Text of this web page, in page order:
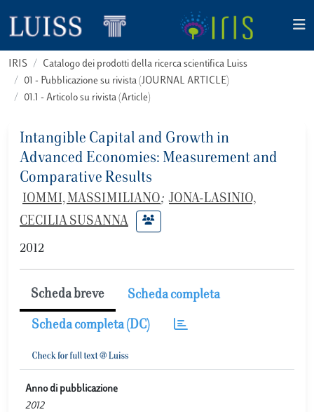
IRIS
Catalogo dei prodotti della ricerca scientifica Luiss
01 - Pubblicazione su rivista (JOURNAL ARTICLE)
01.1 - Articolo su rivista (Article)
Intangible Capital and Growth in
Advanced Economies: Measurement and
Comparative Results
IOMMI, MASSIMILIANO; JONA-LASINIO,
CECILIA SUSANNA
2012
Scheda breve Scheda completa
Scheda completa (DC)
Anno di pubblicazione
2012